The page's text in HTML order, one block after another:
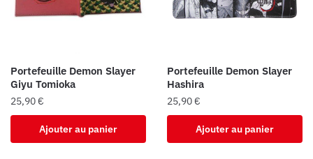
Portefeuille Demon Slayer
Giyu Tomioka
25,90€
Ajouter au panier
Portefeuille Demon Slayer
Hashira
25,90€
Ajouter au panier